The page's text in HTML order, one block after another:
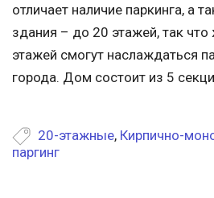
отличает наличие паркинга, а
здания – до 20 этажей, так
этажей смогут наслаждаться
города. Дом состоит из 5
20-этажные, Кирпично-
паргинг